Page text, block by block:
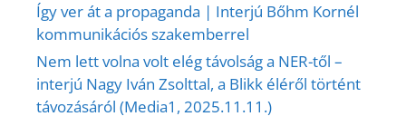
Így ver át a propaganda | Interjú Bőhm Kornél
kommunikációs szakemberrel
Nem lett volna volt elég távolság a NER-től –
interjú Nagy Iván Zsolttal, a Blikk éléről történt
távozásáról (Media1, 2025.11.11.)